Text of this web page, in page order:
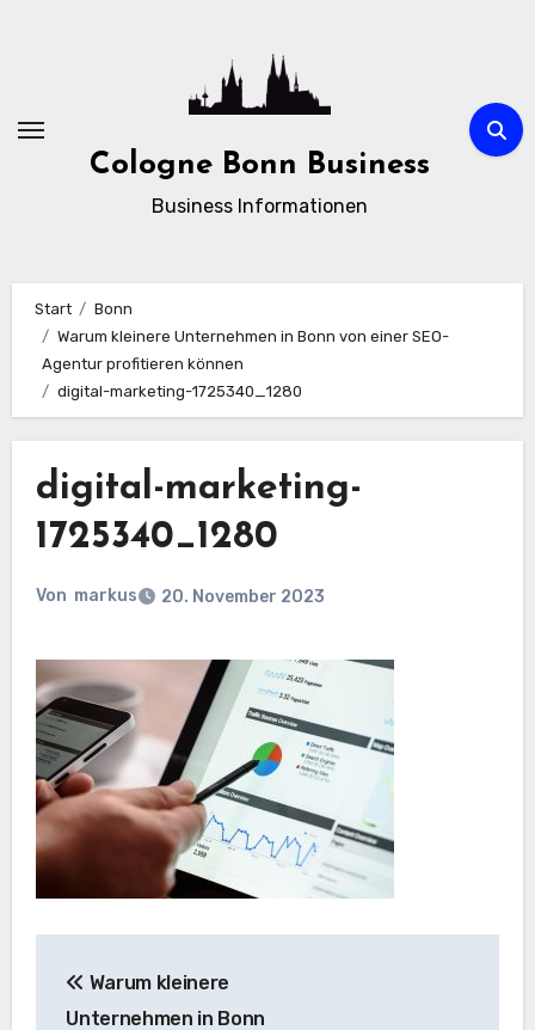
Cologne Bonn Business
Business Informationen
Start
Bonn
Warum kleinere Unternehmen in Bonn von einer SEO-
Agentur profitieren können
digital-marketing-1725340_1280
digital-marketing-
1725340_1280
Von markus 20. November 2023
Warum kleinere
Unternehmen in Bonn